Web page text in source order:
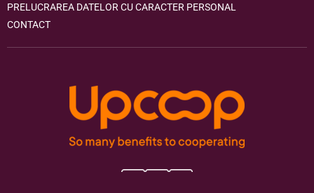
PRELUCRAREA DATELOR CU CARACTER PERSONAL
CONTACT